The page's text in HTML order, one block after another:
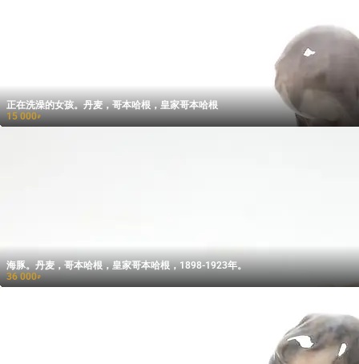
正在洗澡的女孩。丹麦，哥本哈根，皇家哥本哈根
15 000₽
海豚。丹麦，哥本哈根，皇家哥本哈根，1898-1923年。
36 000₽